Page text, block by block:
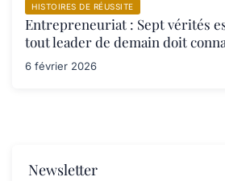
HISTOIRES DE RÉUSSITE
Entrepreneuriat : Sept vérités
tout leader de demain doit
6 février 2026
Newsletter